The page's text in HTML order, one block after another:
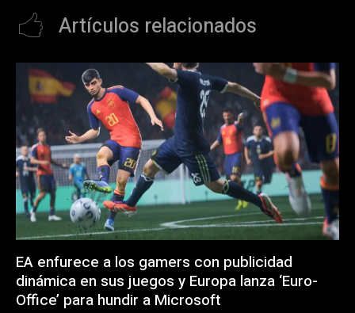
Artículos relacionados
EA enfurece a los gamers con publicidad
dinámica en sus juegos y Europa lanza ‘Euro-
Office’ para hundir a Microsoft